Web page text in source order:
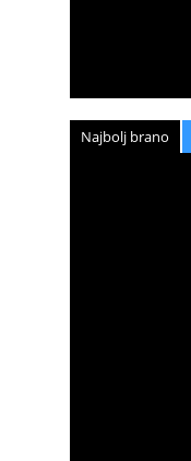
Najbolj brano